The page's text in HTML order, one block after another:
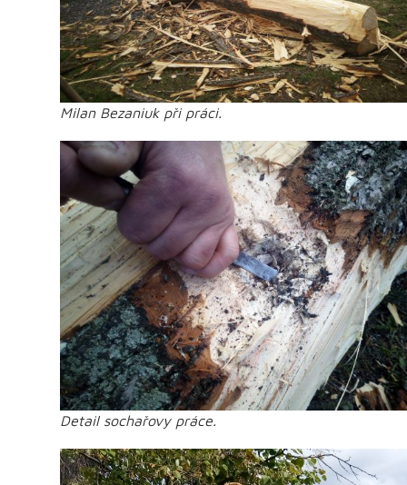
Milan Bezaniuk při práci.
Detail sochařovy práce.